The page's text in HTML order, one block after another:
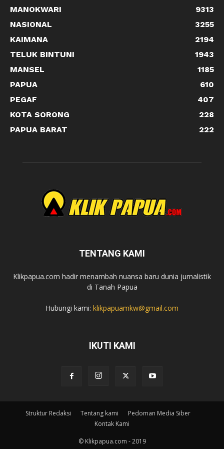
MANOKWARI
9313
NASIONAL
3255
KAIMANA
2194
TELUK BINTUNI
1943
MANSEL
1185
PAPUA
610
PEGAF
407
KOTA SORONG
228
PAPUA BARAT
222
TENTANG KAMI
Klikpapua.com hadir menambah nuansa baru dunia jurnalistik
di Tanah Papua
Hubungi kami: klikpapuamkw@gmail.com
IKUTI KAMI
Struktur Redaksi Tentang kami
Pedoman Media Siber
Kontak Kami
© Klikpapua.com - 2019